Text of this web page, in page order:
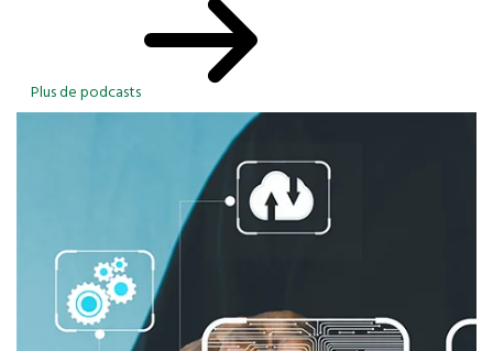
Plus de podcasts